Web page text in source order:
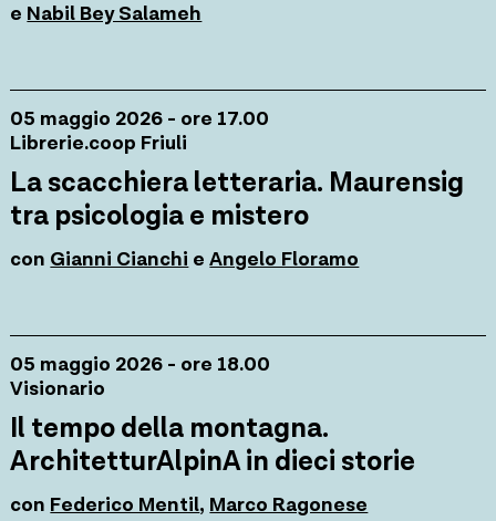
e Nabil Bey Salameh
05 maggio 2026 - ore 17.00
Librerie.coop Friuli
La scacchiera letteraria. Maurensig
tra psicologia e mistero
con Gianni Cianchi eAngelo Floramo
05 maggio 2026 - ore 18.00
Visionario
Il tempo della montagna.
ArchitetturAlpinA in dieci storie
con Federico Mentil, Marco Ragonese